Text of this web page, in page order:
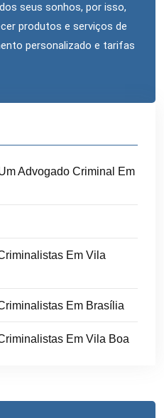
seus sonhos, por isso,
produtos e serviços de
personalizado e tarifas
Advogado Criminal Em
Em Vila
Em Brasília
Em Vila Boa